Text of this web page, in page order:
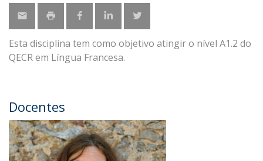
Esta disciplina tem como objetivo atingir o nível A1.2 do
QECR em Língua Francesa.
Docentes